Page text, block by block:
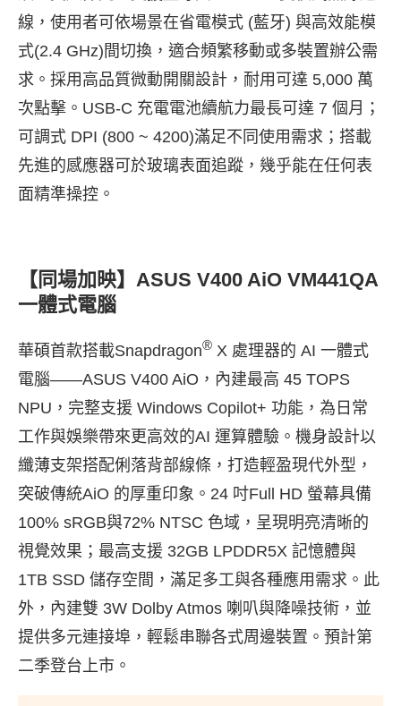
線，使用者可依場景在省電模式 (藍牙) 與高效能模
式(2.4 GHz)間切換，適合頻繁移動或多裝置辦公需
求。採用高品質微動開關設計，耐用可達 5,000 萬
次點擊。USB-C 充電電池續航力最長可達 7 個月；
可調式 DPI (800 ~ 4200)滿足不同使用需求；搭載
先進的感應器可於玻璃表面追蹤，幾乎能在任何表
面精準操控。
【同場加映】ASUS V400 AiO VM441QA
一體式電腦
華碩首款搭載Snapdragon® X 處理器的 AI 一體式
電腦——ASUS V400 AiO，內建最高 45 TOPS
NPU，完整支援 Windows Copilot+ 功能，為日常
工作與娛樂帶來更高效的AI 運算體驗。機身設計以
纖薄支架搭配俐落背部線條，打造輕盈現代外型，
突破傳統AiO 的厚重印象。24 吋Full HD 螢幕具備
100% sRGB與72% NTSC 色域，呈現明亮清晰的
視覺效果；最高支援 32GB LPDDR5X 記憶體與
1TB SSD 儲存空間，滿足多工與各種應用需求。此
外，內建雙 3W Dolby Atmos 喇叭與降噪技術，並
提供多元連接埠，輕鬆串聯各式周邊裝置。預計第
二季登台上市。